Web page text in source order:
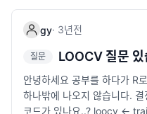
gy· 3년전
질문 LOOCV 질문 있
안녕하세요 공부를 하다가 R
하나밖에 나오지 않습니다.
코드가 있나요..? loocv <-